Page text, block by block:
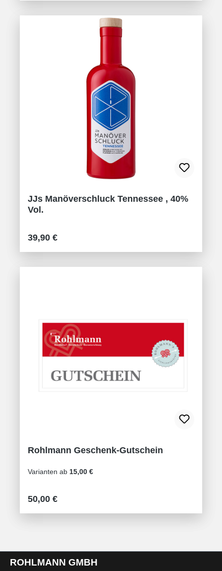
JJs Manöverschluck Tennessee , 40%
Vol.
Regulärer Preis:
39,90 €
Rohlmann Geschenk-Gutschein
Varianten ab 15,00 €
Regulärer Preis:
50,00 €
ROHLMANN GMBH